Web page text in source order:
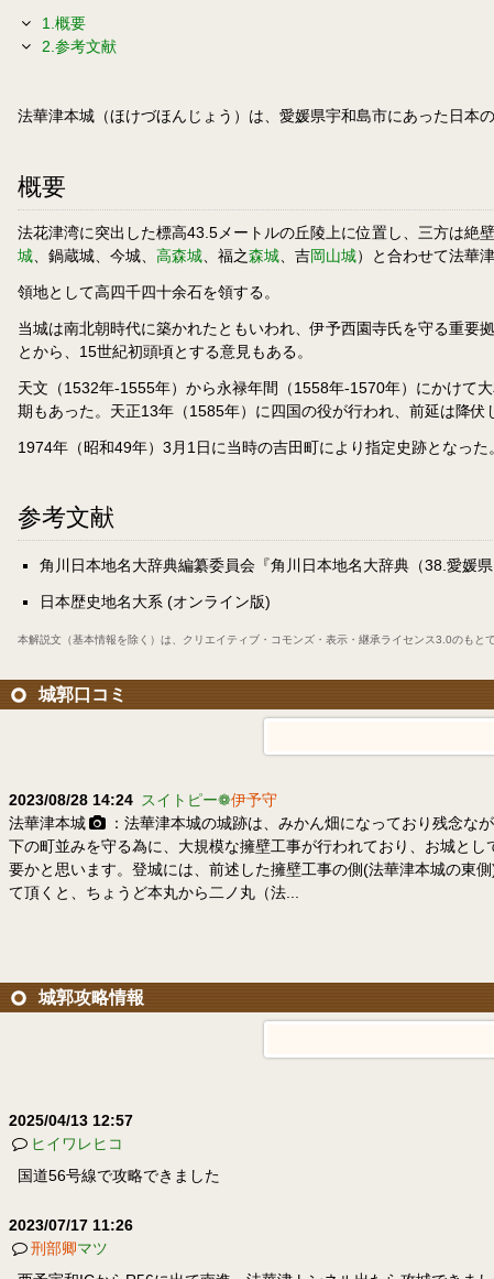
1.概要
2.参考文献
法華津本城（ほけづほんじょう）は、愛媛県宇和島市にあった日本
概要
法花津湾に突出した標高43.5メートルの丘陵上に位置し、三方は絶
城、鍋蔵城、今城、 高森城、福之森城、吉岡山城）と合わせて法華
領地として高四千四十余石を領する。
当城は南北朝時代に築かれたともいわれ、伊予西園寺氏を守る重要
とから、15世紀初頭頃とする意見もある。
天文（1532年-1555年）から永禄年間（1558年-1570年）にかけて
期もあった。天正13年（1585年）に四国の役が行われ、前延は降
1974年（昭和49年）3月1日に当時の吉田町により指定史跡となった
参考文献
角川日本地名大辞典編纂委員会『角川日本地名大辞典（38.愛媛
日本歴史地名大系 (オンライン版)
本解説文（基本情報を除く）は、 クリエイティブ・コモンズ・表示・継承ライセンス3.0のもと
城郭口コミ
2023/08/28 14:24 スイトピー❁伊予守
法華津本城
：法華津本城の城跡は、みかん畑になっており残念
下の町並みを守る為に、大規模な擁壁工事が行われており、お城と
要かと思います。登城には、前述した擁壁工事の側(法華津本城の東
て頂くと、ちょうど本丸から二ノ丸（法...
城郭攻略情報
2025/04/13 12:57
ヒイワレヒコ
国道56号線で攻略できました
2023/07/17 11:26
刑部卿マツ